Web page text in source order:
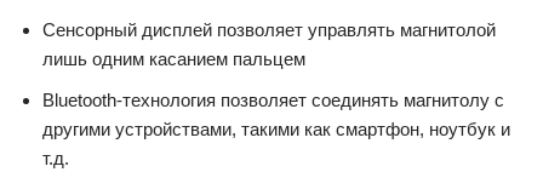
Сенсорный дисплей позволяет управлять магнитолой
лишь одним касанием пальцем
Bluetooth-технология позволяет соединять магнитолу с
другими устройствами, такими как смартфон, ноутбук и
т.д.